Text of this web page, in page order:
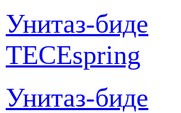
Унитаз-биде
TECEspring
Унитаз-биде